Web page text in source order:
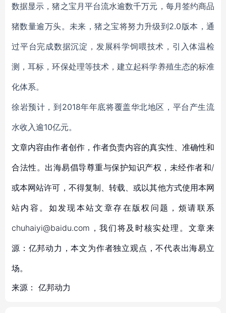
数据显示，猪之宝月平台流水逾数千万元，每月签约商品
猪数量逾万头。未来，猪之宝将努力升级到2.0版本，通
过平台完成数据沉淀，发展科学饲喂技术，引入体温检
测，耳标，环保处理等技术，建立起科学养殖生态的标准
化体系。
徐岩预计，到2018年年底将覆盖华北地区，平台产生流
水收入逾10亿元。
文章内容由作者创作，作者负责内容的真实性、准确性和
合法性。出海易倡导尊重与保护知识产权，未经作者和/
或本网站许可，不得复制、转载、或以其他方式使用本网
站内容。如发现本站文章存在版权问题，烦请联系
chuhaiyi@baidu.com，我们将及时核实处理。文章来
源：亿邦动力，本文为作者独立观点，不代表出海易立
场。
来源： 亿邦动力